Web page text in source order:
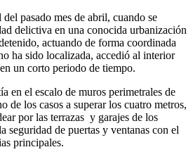
pasado mes de abril, cuando se
delictiva en una conocida urbanización
actuando de forma coordinada
ha sido localizada, accedió al interior
un corto periodo de tiempo.
en el escalo de muros perimetrales de
de los casos a superar los cuatro metros,
por las terrazas y garajes de los
seguridad de puertas y ventanas con el
principales.